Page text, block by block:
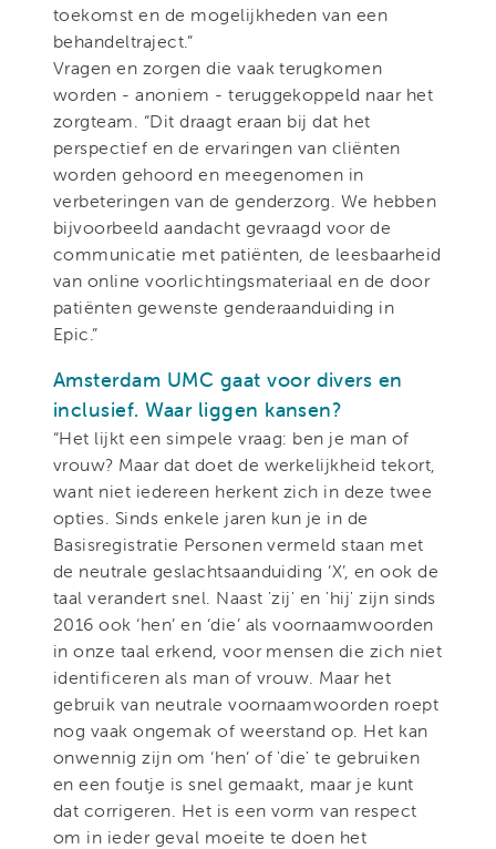
toekomst en de mogelijkheden van een
behandeltraject.”
Vragen en zorgen die vaak terugkomen
worden - anoniem - teruggekoppeld naar het
zorgteam. “Dit draagt eraan bij dat het
perspectief en de ervaringen van cliënten
worden gehoord en meegenomen in
verbeteringen van de genderzorg. We hebben
bijvoorbeeld aandacht gevraagd voor de
communicatie met patiënten, de leesbaarheid
van online voorlichtingsmateriaal en de door
patiënten gewenste genderaanduiding in
Epic.”
Amsterdam UMC gaat voor divers en
inclusief. Waar liggen kansen?
“Het lijkt een simpele vraag: ben je man of
vrouw? Maar dat doet de werkelijkheid tekort,
want niet iedereen herkent zich in deze twee
opties. Sinds enkele jaren kun je in de
Basisregistratie Personen vermeld staan met
de neutrale geslachtsaanduiding ‘X’, en ook de
taal verandert snel. Naast 'zij' en 'hij' zijn sinds
2016 ook ‘hen’ en ‘die’ als voornaamwoorden
in onze taal erkend, voor mensen die zich niet
identificeren als man of vrouw. Maar het
gebruik van neutrale voornaamwoorden roept
nog vaak ongemak of weerstand op. Het kan
onwennig zijn om ‘hen’ of 'die' te gebruiken
en een foutje is snel gemaakt, maar je kunt
dat corrigeren. Het is een vorm van respect
om in ieder geval moeite te doen het